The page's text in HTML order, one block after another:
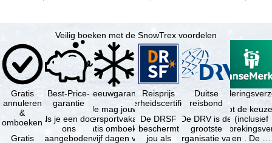
Veilig boeken met de SnowTrex voordelen
Gratis
annuleren
&
omboeken
Gratis
Best-Price-
garantie
Als je een door
ons
aangeboden
Sneeuwgarantie
Je mag jouw
wintersportvakantie
gratis omboeken
als vijf dagen voor
Reisprijs
zekerheidscertificaat
De DRSF
beschermt
jou als
Duitse
reisbond
De DRV is de
grootste
organisatie van
Je hebt de
(inclusief
en . De …